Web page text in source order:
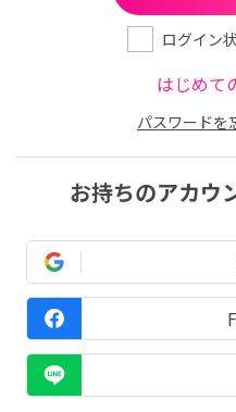
ログイン
はじめて
パスワードを
お持ちのアカウ